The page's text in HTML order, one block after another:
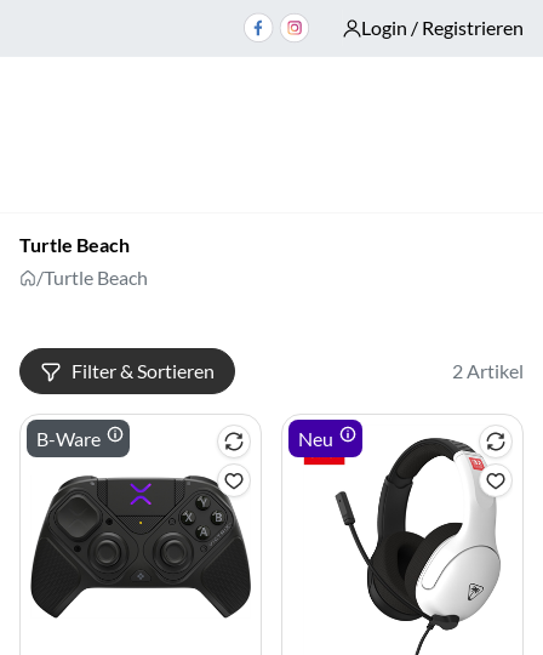
Login / Registrieren
Turtle Beach
/Turtle Beach
Filter & Sortieren 2 Artikel
B-Ware Neu